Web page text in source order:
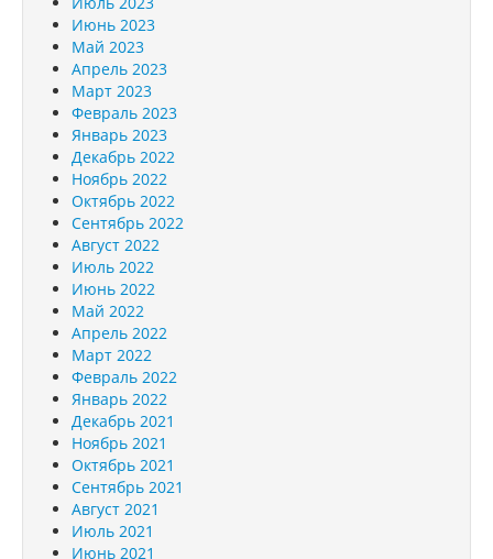
Июнь 2023
Май 2023
Апрель 2023
Март 2023
Февраль 2023
Январь 2023
Декабрь 2022
Ноябрь 2022
Октябрь 2022
Сентябрь 2022
Август 2022
Июль 2022
Июнь 2022
Май 2022
Апрель 2022
Март 2022
Февраль 2022
Январь 2022
Декабрь 2021
Ноябрь 2021
Октябрь 2021
Сентябрь 2021
Август 2021
Июль 2021
Июнь 2021